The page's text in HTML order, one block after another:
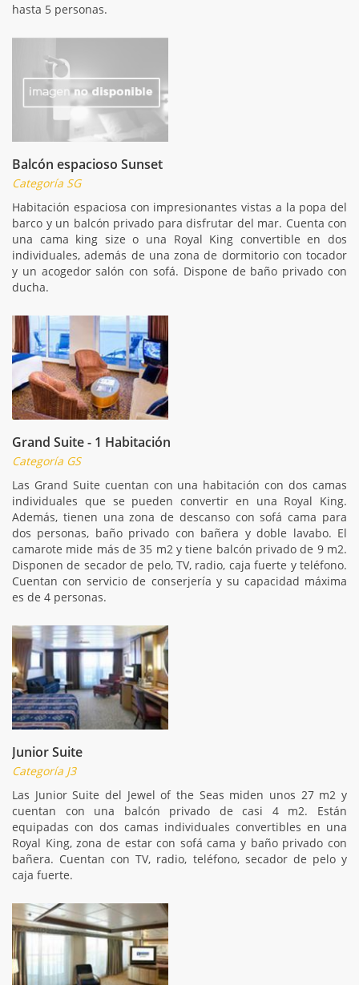
hasta 5 personas.
Balcón espacioso Sunset
Categoría SG
Habitación espaciosa con impresionantes vistas a la popa del
barco y un balcón privado para disfrutar del mar. Cuenta con
una cama king size o una Royal King convertible en dos
individuales, además de una zona de dormitorio con tocador
y un acogedor salón con sofá. Dispone de baño privado con
ducha.
Grand Suite - 1 Habitación
Categoría GS
Las Grand Suite cuentan con una habitación con dos camas
individuales que se pueden convertir en una Royal King.
Además, tienen una zona de descanso con sofá cama para
dos personas, baño privado con bañera y doble lavabo. El
camarote mide más de 35 m2 y tiene balcón privado de 9 m2.
Disponen de secador de pelo, TV, radio, caja fuerte y teléfono.
Cuentan con servicio de conserjería y su capacidad máxima
es de 4 personas.
Junior Suite
Categoría J3
Las Junior Suite del Jewel of the Seas miden unos 27 m2 y
cuentan con una balcón privado de casi 4 m2. Están
equipadas con dos camas individuales convertibles en una
Royal King, zona de estar con sofá cama y baño privado con
bañera. Cuentan con TV, radio, teléfono, secador de pelo y
caja fuerte.